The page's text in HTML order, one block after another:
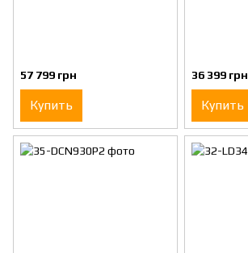
57 799 грн
Купить
36 399 грн
Купить